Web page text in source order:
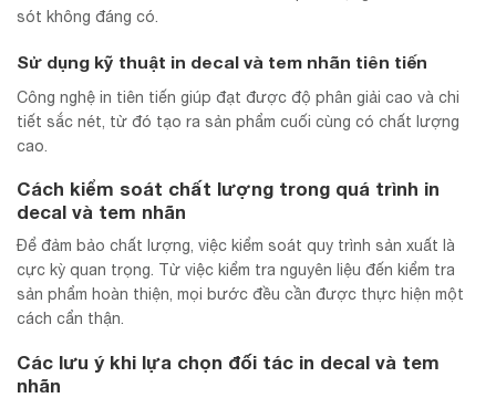
sót không đáng có.
Sử dụng kỹ thuật in decal và tem nhãn tiên tiến
Công nghệ in tiên tiến giúp đạt được độ phân giải cao và chi
tiết sắc nét, từ đó tạo ra sản phẩm cuối cùng có chất lượng
cao.
Cách kiểm soát chất lượng trong quá trình in
decal và tem nhãn
Để đảm bảo chất lượng, việc kiểm soát quy trình sản xuất là
cực kỳ quan trọng. Từ việc kiểm tra nguyên liệu đến kiểm tra
sản phẩm hoàn thiện, mọi bước đều cần được thực hiện một
cách cẩn thận.
Các lưu ý khi lựa chọn đối tác in decal và tem
nhãn